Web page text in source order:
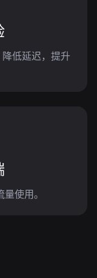
低延迟，提升
使用。